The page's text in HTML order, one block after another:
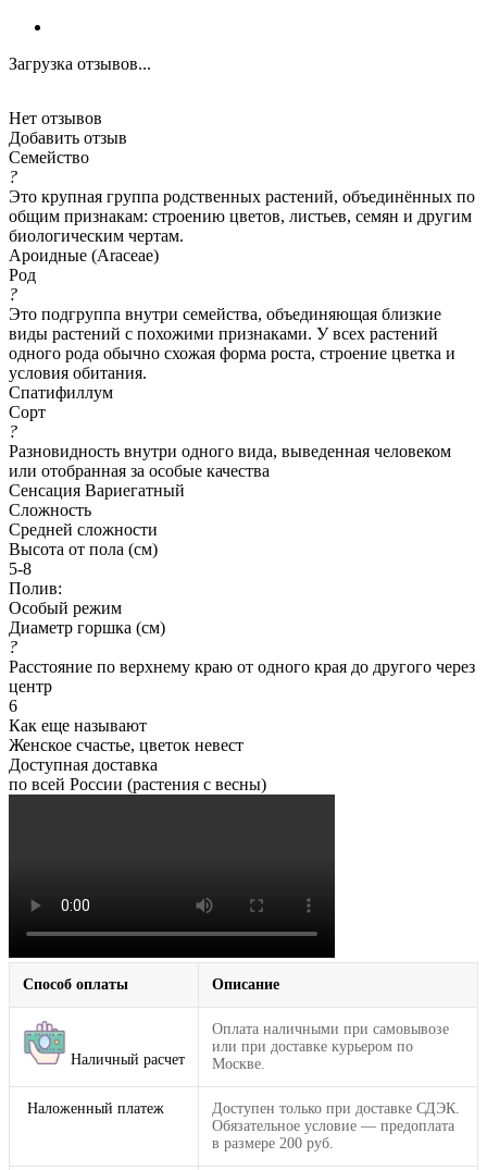
Загрузка отзывов...
Нет отзывов
Добавить отзыв
Семейство
?
Это крупная группа родственных растений, объединённых по
общим признакам: строению цветов, листьев, семян и другим
биологическим чертам.
Ароидные (Araceae)
Род
?
Это подгруппа внутри семейства, объединяющая близкие
виды растений с похожими признаками. У всех растений
одного рода обычно схожая форма роста, строение цветка и
условия обитания.
Спатифиллум
Сорт
?
Разновидность внутри одного вида, выведенная человеком
или отобранная за особые качества
Сенсация Вариегатный
Сложность
Средней сложности
Высота от пола (см)
5-8
Полив:
Особый режим
Диаметр горшка (см)
?
Расстояние по верхнему краю от одного края до другого через
центр
6
Как еще называют
Женское счастье, цветок невест
Доступная доставка
по всей России (растения с весны)
Способ оплаты Описание
Наличный расчет
Оплата наличными при самовывозе
или при доставке курьером по
Москве.
Наложенный платеж
Доступен только при доставке СДЭК.
Обязательное условие — предоплата
в размере 200 руб.